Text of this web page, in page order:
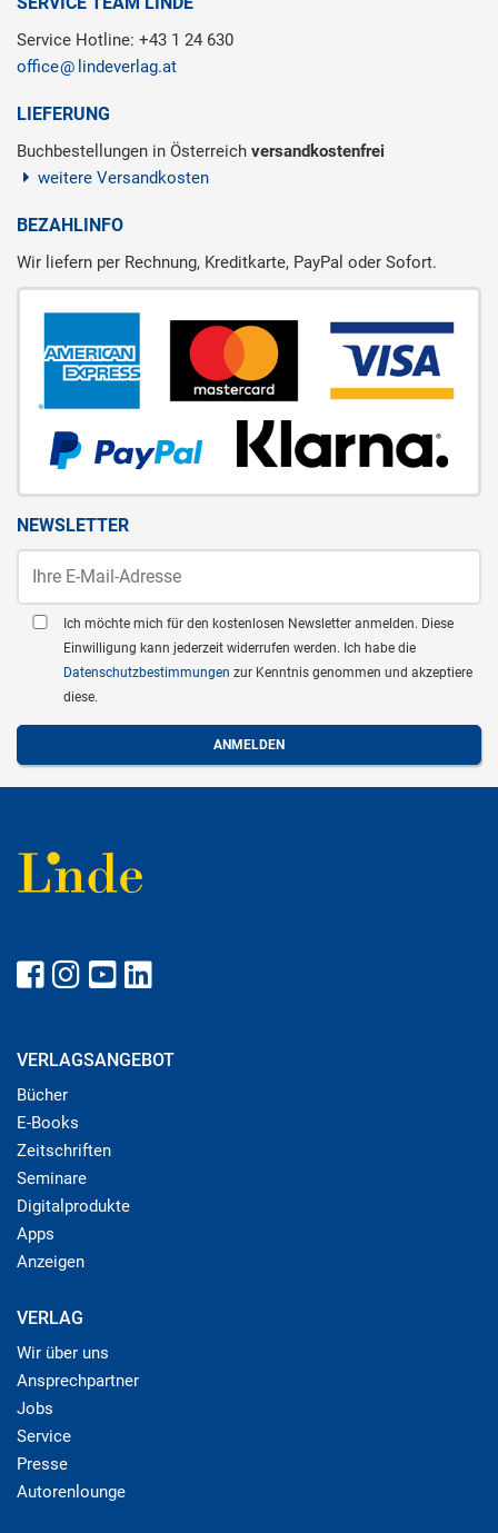
Service Hotline: +43 1 24 630
office
lindeverlag.at
LIEFERUNG
Buchbestellungen in Österreich versandkostenfrei
weitere Versandkosten
BEZAHLINFO
Wir liefern per Rechnung, Kreditkarte, PayPal oder Sofort.
NEWSLETTER
Ich möchte mich für den kostenlosen Newsletter anmelden. Diese
Einwilligung kann jederzeit widerrufen werden. Ich habe die
Datenschutzbestimmungen zur Kenntnis genommen und akzeptiere
diese.
VERLAGSANGEBOT
Bücher
E-Books
Zeitschriften
Seminare
Digitalprodukte
Apps
Anzeigen
VERLAG
Wir über uns
Ansprechpartner
Jobs
Service
Presse
Autorenlounge